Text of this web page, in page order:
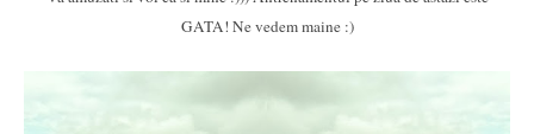
GATA! Ne vedem maine :)